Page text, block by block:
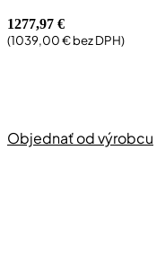
1277,97 €
(1039,00€bez DPH)
Objednať od výrobcu